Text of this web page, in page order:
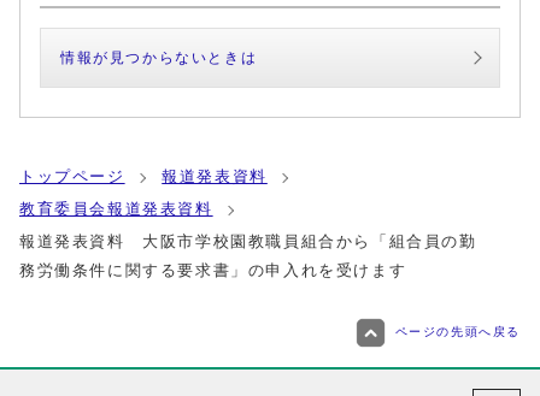
情報が見つからないときは
トップページ
報道発表資料
教育委員会報道発表資料
報道発表資料 大阪市学校園教職員組合から「組合員の勤
務労働条件に関する要求書」の申入れを受けます
ページの先頭へ戻る